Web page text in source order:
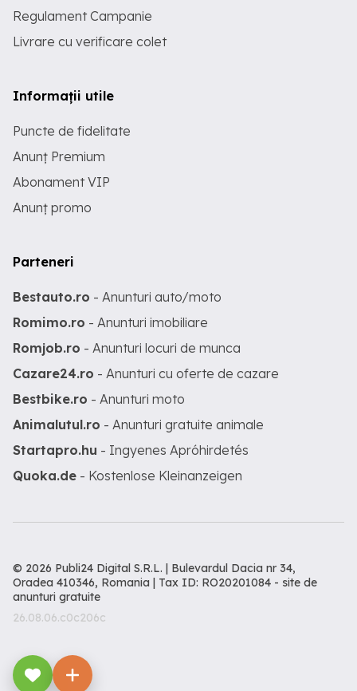
Regulament Campanie
Livrare cu verificare colet
Informații utile
Puncte de fidelitate
Anunț Premium
Abonament VIP
Anunț promo
Parteneri
Bestauto.ro - Anunturi auto/moto
Romimo.ro - Anunturi imobiliare
Romjob.ro - Anunturi locuri de munca
Cazare24.ro - Anunturi cu oferte de cazare
Bestbike.ro - Anunturi moto
Animalutul.ro - Anunturi gratuite animale
Startapro.hu - Ingyenes Apróhirdetés
Quoka.de - Kostenlose Kleinanzeigen
© 2026 Publi24 Digital S.R.L. | Bulevardul Dacia nr 34,
Oradea 410346, Romania | Tax ID: RO20201084 - site de
anunturi gratuite
26.08.06.c0c206c